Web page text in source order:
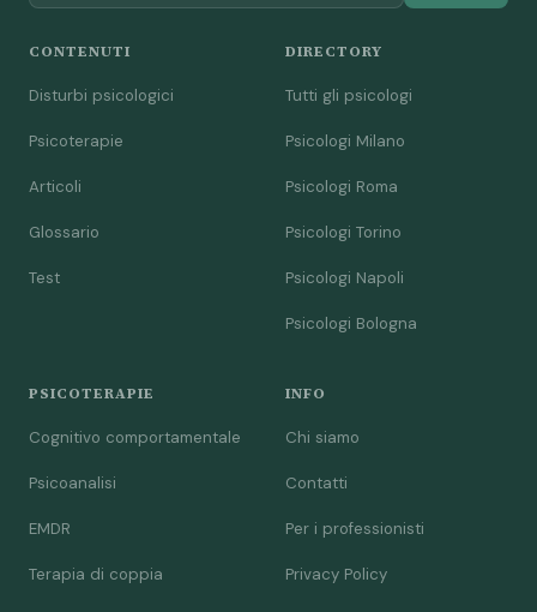
CONTENUTI
Disturbi psicologici
Psicoterapie
Articoli
Glossario
Test
DIRECTORY
Tutti gli psicologi
Psicologi Milano
Psicologi Roma
Psicologi Torino
Psicologi Napoli
Psicologi Bologna
PSICOTERAPIE
Cognitivo comportamentale
Psicoanalisi
EMDR
Terapia di coppia
INFO
Chi siamo
Contatti
Per i professionisti
Privacy Policy